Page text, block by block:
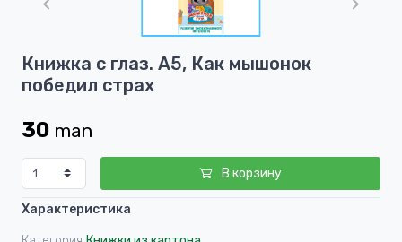
1
of
Книжка с глаз. А5, Как мышонок
победил страх
30 man
В корзину
Характеристика